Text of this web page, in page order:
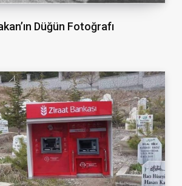
Düğün Fotoğrafı